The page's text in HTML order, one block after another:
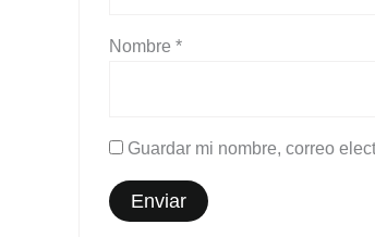
Nombre *
Guardar mi nombre, correo